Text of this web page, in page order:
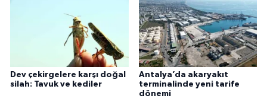
Dev çekirgelere karşı doğal
silah: Tavuk ve kediler
Antalya’da akaryakıt
terminalinde yeni tarife
dönemi